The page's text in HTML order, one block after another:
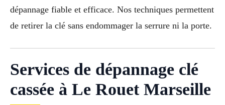
dépannage fiable et efficace. Nos techniques permettent
de retirer la clé sans endommager la serrure ni la porte.
Services de dépannage clé
cassée à Le Rouet Marseille